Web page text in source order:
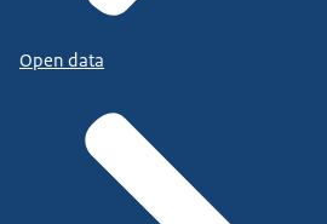
Open data